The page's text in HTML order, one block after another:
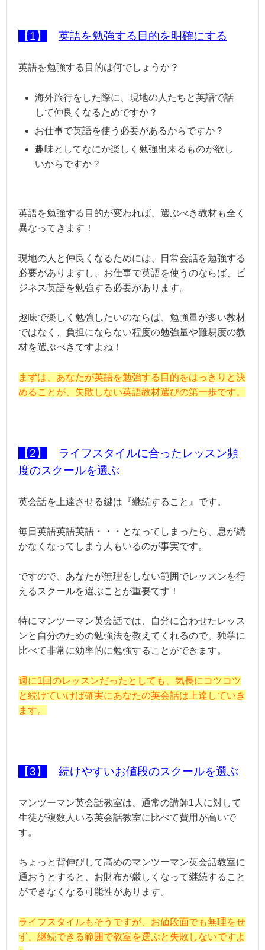
【1】 英語を勉強する目的を明確にする
英語を勉強する目的は何でしょうか？
海外旅行をした際に、現地の人たちと英語で話
して仲良くなるためですか？
お仕事で英語を使う必要があるからですか？
趣味としてなにか楽しく勉強出来るものが欲し
いからですか？
英語を勉強する目的が変われば、選ぶべき教材も全く
異なってきます！
現地の人と仲良くなるためには、日常会話を勉強する
必要がありますし、お仕事で英語を使うのならば、ビ
ジネス英語を勉強する必要があります。
趣味で楽しく勉強したいのならば、勉強量が多い教材
ではなく、負担にならない程度の勉強量や難易度の教
材を選ぶべきですよね！
まずは、あなたが英語を勉強する目的をはっきりと決
めることが、失敗しない英語教材選びの第一歩です。
【2】
ライフスタイルに合ったレッスン頻
度のスクールを選ぶ
英会話を上達させる鍵は『継続すること』です。
毎日英語英語英語・・・となってしまったら、息が続
かなくなってしまう人もいるのが事実です。
ですので、あなたが無理をしない範囲でレッスンを行
えるスクールを選ぶことが重要です！
特にマンツーマン英会話では、自分に合わせたレッス
ンと自分のための勉強法を教えてくれるので、独学に
比べて非常に効率的に勉強することができます。
週に1回のレッスンだったとしても、気長にコツコツ
と続けていけば確実にあなたの英会話は上達していき
ます。
【3】 続けやすいお値段のスクールを選ぶ
マンツーマン英会話教室は、通常の講師1人に対して
生徒が複数人いる英会話教室に比べて費用が高いで
す。
ちょっと背伸びして高めのマンツーマン英会話教室に
通おうとすると、お財布が厳しくなって継続すること
ができなくなる可能性があります。
ライフスタイルもそうですが、お値段面でも無理をせ
ず、継続できる範囲で教室を選ぶと失敗しないですよ